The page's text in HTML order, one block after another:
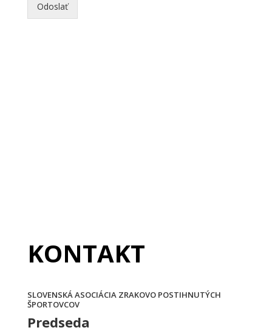
Odoslať
KONTAKT
SLOVENSKÁ ASOCIÁCIA ZRAKOVO POSTIHNUTÝCH
ŠPORTOVCOV
Predseda